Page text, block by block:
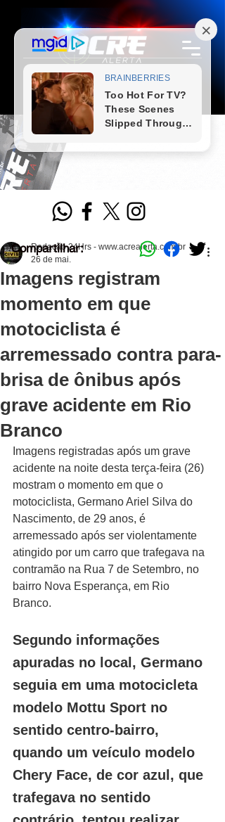
Imagens registram
momento em que
motociclista é
arremessado contra para-
brisa de ônibus após
grave acidente em Rio
Branco
Redação 24Hrs - www.acrealerta.com.br
26 de mai.
Imagens registradas após um grave
acidente na noite desta terça-feira (26)
mostram o momento em que o
motociclista, Germano Ariel Silva do
Nascimento, de 29 anos, é
arremessado após ser violentamente
atingido por um carro que trafegava na
contramão na Rua 7 de Setembro, no
bairro Nova Esperança, em Rio
Branco.
Segundo informações
apuradas no local, Germano
seguia em uma motocicleta
modelo Mottu Sport no
sentido centro-bairro,
quando um veículo modelo
Chery Face, de cor azul, que
trafegava no sentido
Compartilhar: